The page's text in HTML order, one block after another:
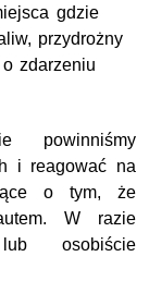
gdzie
przydrożny
zdarzeniu
powinniśmy
i reagować na
o tym, że
W razie
osobiście